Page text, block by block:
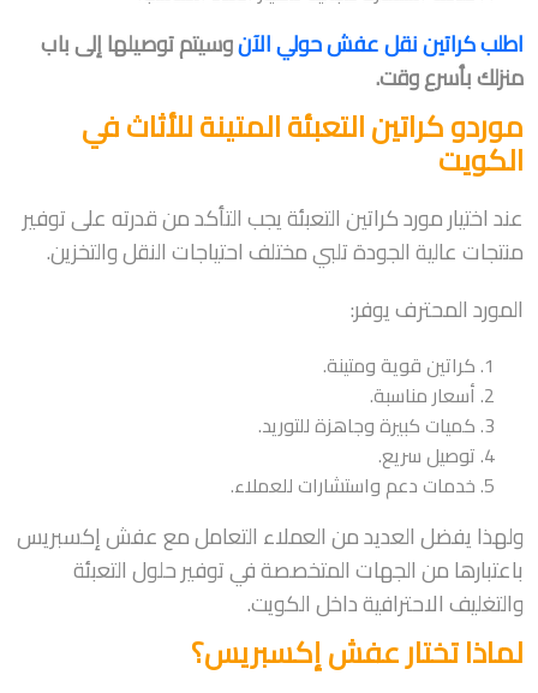
اطلب كراتين نقل عفش حولي الآنوسيتم توصيلها إلى باب
منزلك بأسرع وقت.
موردو كراتين التعبئة المتينة للأثاث في
الكويت
عند اختيار مورد كراتين التعبئة يجب التأكد من قدرته على توفير
منتجات عالية الجودة تلبي مختلف احتياجات النقل والتخزين.
المورد المحترف يوفر:
كراتين قوية ومتينة.
أسعار مناسبة.
كميات كبيرة وجاهزة للتوريد.
توصيل سريع.
خدمات دعم واستشارات للعملاء.
ولهذا يفضل العديد من العملاء التعامل مع عفش إكسبريس
باعتبارها من الجهات المتخصصة في توفير حلول التعبئة
والتغليف الاحترافية داخل الكويت.
لماذا تختار عفش إكسبريس؟